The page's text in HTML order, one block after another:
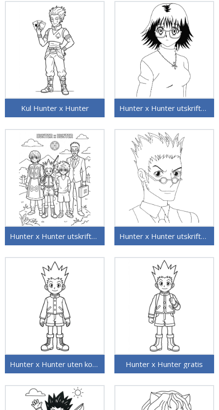
Kul Hunter x Hunter Hunter x Hunter utskriftbart bilde
Hunter x Hunter utskriftbar Hunter x Hunter utskriftbar for barn
Hunter x Hunter uten kostnad Hunter x Hunter gratis